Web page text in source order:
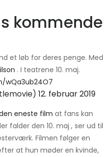
kommende
et løb for deres penge. Med
. I teatrene 10. maj.
wQa3ub24O7
12. februar 2019
eneste film at fans kan
falder den 10. maj, ser ud til
Filmen følger en
at hun møder en kvinde,